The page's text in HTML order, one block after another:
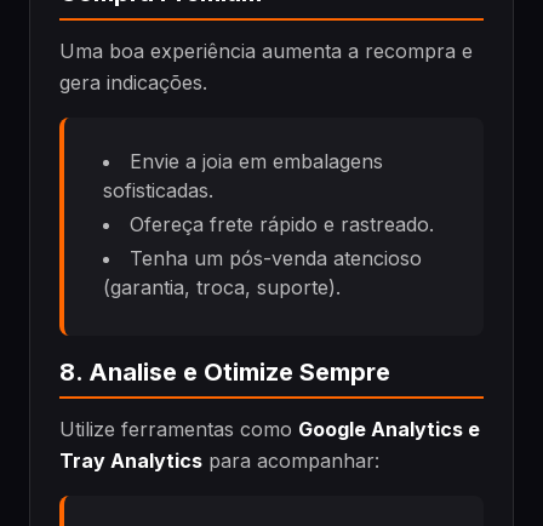
Uma boa experiência aumenta a recompra e
gera indicações.
Envie a joia em embalagens
sofisticadas.
Ofereça frete rápido e rastreado.
Tenha um pós-venda atencioso
(garantia, troca, suporte).
8. Analise e Otimize Sempre
Utilize ferramentas como Google Analytics e
Tray Analytics para acompanhar: